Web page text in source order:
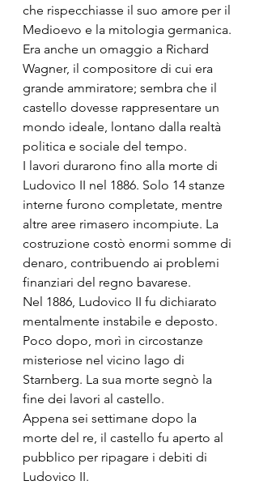
che rispecchiasse il suo amore per il
Medioevo e la mitologia germanica.
Era anche un omaggio a Richard
Wagner, il compositore di cui era
grande ammiratore; sembra che il
castello dovesse rappresentare un
mondo ideale, lontano dalla realtà
politica e sociale del tempo.
I lavori durarono fino alla morte di
Ludovico II nel 1886. Solo 14 stanze
interne furono completate, mentre
altre aree rimasero incompiute. La
costruzione costò enormi somme di
denaro, contribuendo ai problemi
finanziari del regno bavarese.
Nel 1886, Ludovico II fu dichiarato
mentalmente instabile e deposto.
Poco dopo, morì in circostanze
misteriose nel vicino lago di
Starnberg. La sua morte segnò la
fine dei lavori al castello.
Appena sei settimane dopo la
morte del re, il castello fu aperto al
pubblico per ripagare i debiti di
Ludovico II.